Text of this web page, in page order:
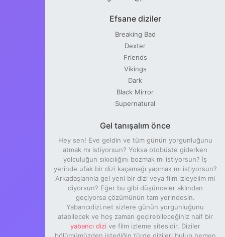
Efsane diziler
Breaking Bad
Dexter
Friends
Vikings
Dark
Black Mirror
Supernatural
Gel tanışalım önce
Hey sen! Eve geldin ve tüm günün yorgunluğunu
atmak mı istiyorsun? Yoksa otobüste giderken
yolculuğun sıkıcılığını bozmak mı istiyorsun? İş
yerinde ufak bir dizi kaçamağı yapmak mı istiyorsun?
Arkadaşlarınla gel yeni bir dizi veya film izleyelim mi
diyorsun? Eğer bu gibi düşünceler aklından
geçiyorsa çözümünün tam yerindesin.
Yabancıdizi.net sizlere günün yorgunluğunu
atabilecek ve hoş zaman geçirebileceğiniz naif bir
yabancı dizi ve film izleme sitesidir. Diziler